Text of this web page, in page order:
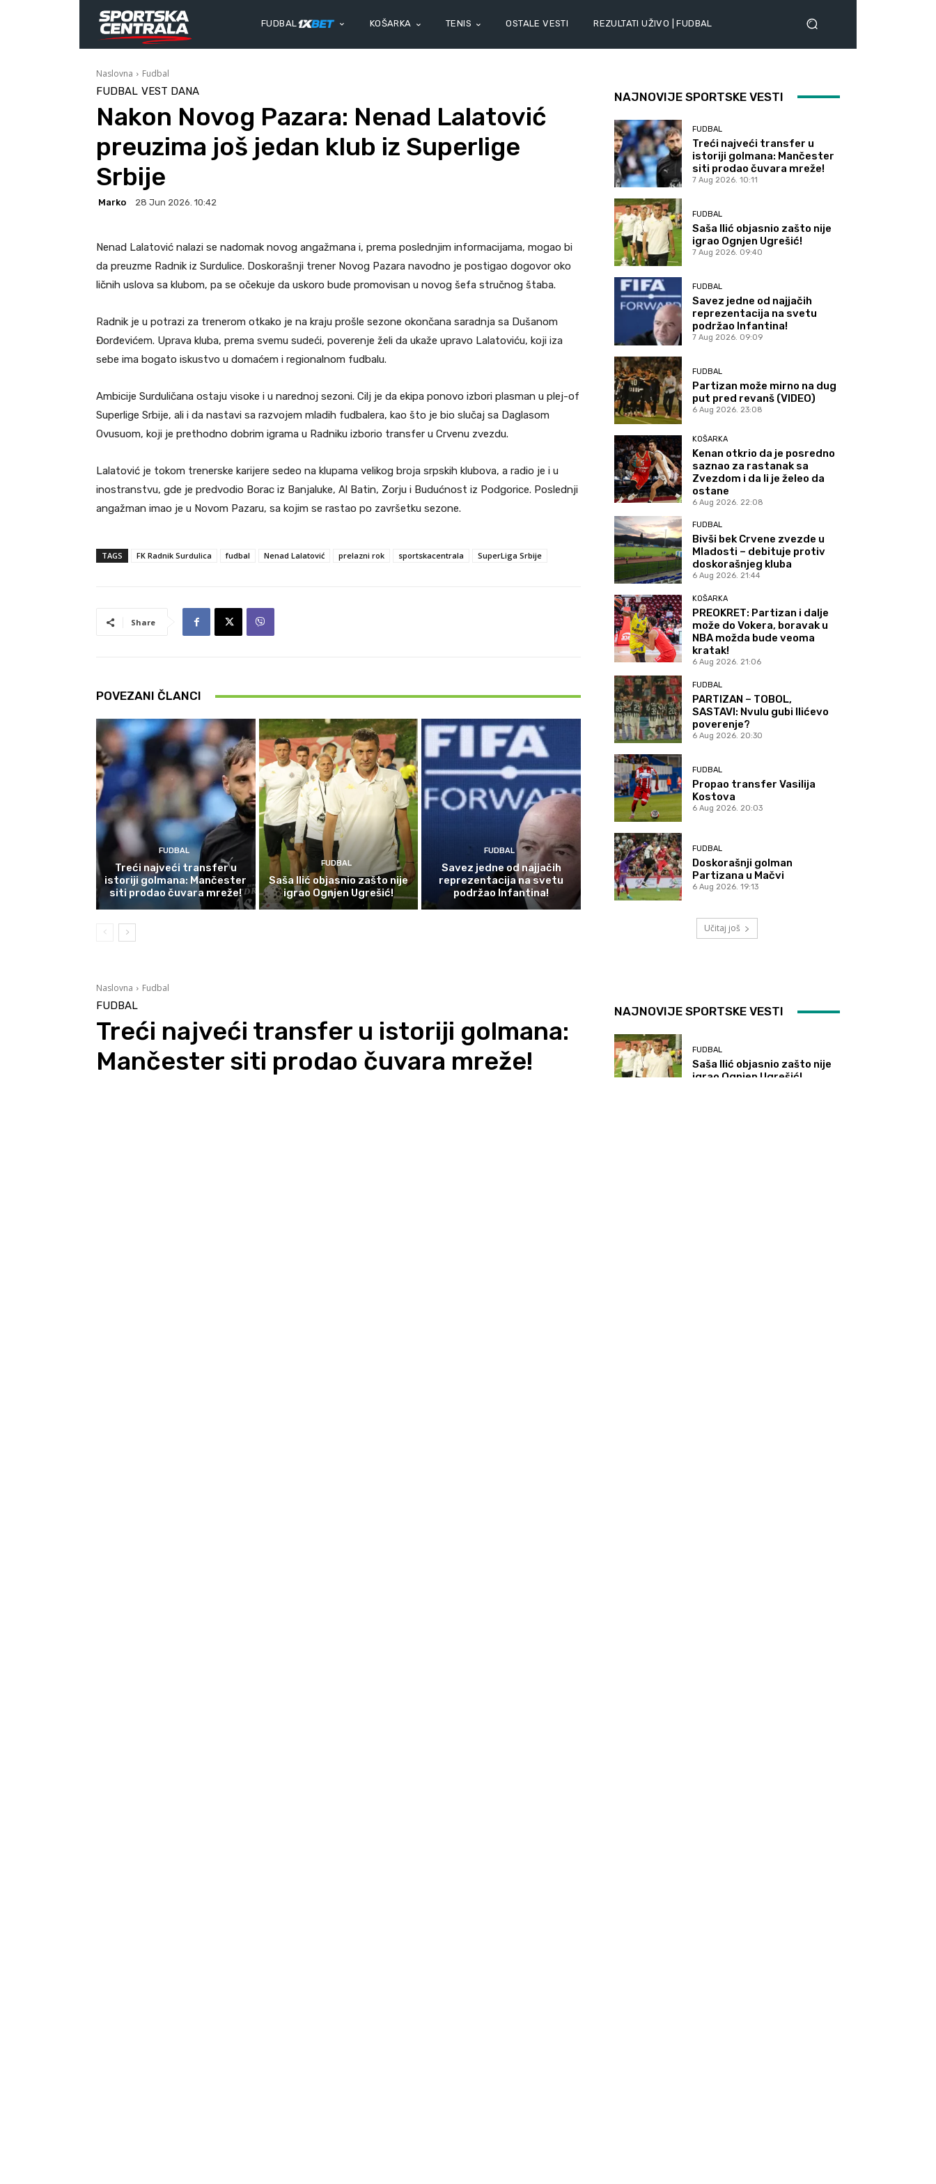
FUDBAL KOŠARKA TENIS OSTALE VESTI REZULTATI UŽIVO | FUDBAL
Naslovna Fudbal
FUDBAL VEST DANA
Nakon Novog Pazara: Nenad Lalatović
preuzima još jedan klub iz Superlige
Srbije
Marko 28 Jun 2026. 10:42
Nenad Lalatović nalazi se nadomak novog angažmana i, prema poslednjim informacijama, mogao bi
da preuzme Radnik iz Surdulice. Doskorašnji trener Novog Pazara navodno je postigao dogovor oko
ličnih uslova sa klubom, pa se očekuje da uskoro bude promovisan u novog šefa stručnog štaba.
Radnik je u potrazi za trenerom otkako je na kraju prošle sezone okončana saradnja sa Dušanom
Đorđevićem. Uprava kluba, prema svemu sudeći, poverenje želi da ukaže upravo Lalatoviću, koji iza
sebe ima bogato iskustvo u domaćem i regionalnom fudbalu.
Ambicije Surduličana ostaju visoke i u narednoj sezoni. Cilj je da ekipa ponovo izbori plasman u plej-of
Superlige Srbije, ali i da nastavi sa razvojem mladih fudbalera, kao što je bio slučaj sa Daglasom
Ovusuom, koji je prethodno dobrim igrama u Radniku izborio transfer u Crvenu zvezdu.
Lalatović je tokom trenerske karijere sedeo na klupama velikog broja srpskih klubova, a radio je i u
inostranstvu, gde je predvodio Borac iz Banjaluke, Al Batin, Zorju i Budućnost iz Podgorice. Poslednji
angažman imao je u Novom Pazaru, sa kojim se rastao po završetku sezone.
TAGS FK Radnik Surdulica fudbal Nenad Lalatović prelazni rok sportskacentrala SuperLiga Srbije
Share
POVEZANI ČLANCI
FUDBAL
Treći najveći transfer u
istoriji golmana: Mančester
siti prodao čuvara mreže!
FUDBAL
Saša Ilić objasnio zašto nije
igrao Ognjen Ugrešić!
FUDBAL
Savez jedne od najjačih
reprezentacija na svetu
podržao Infantina!
NAJNOVIJE SPORTSKE VESTI
FUDBAL
Treći najveći transfer u
istoriji golmana: Mančester
siti prodao čuvara mreže!
7 Aug 2026. 10:11
FUDBAL
Saša Ilić objasnio zašto nije
igrao Ognjen Ugrešić!
7 Aug 2026. 09:40
FUDBAL
Savez jedne od najjačih
reprezentacija na svetu
podržao Infantina!
7 Aug 2026. 09:09
FUDBAL
Partizan može mirno na dug
put pred revanš (VIDEO)
6 Aug 2026. 23:08
KOŠARKA
Kenan otkrio da je posredno
saznao za rastanak sa
Zvezdom i da li je želeo da
ostane
6 Aug 2026. 22:08
FUDBAL
Bivši bek Crvene zvezde u
Mladosti – debituje protiv
doskorašnjeg kluba
6 Aug 2026. 21:44
KOŠARKA
PREOKRET: Partizan i dalje
može do Vokera, boravak u
NBA možda bude veoma
kratak!
6 Aug 2026. 21:06
FUDBAL
PARTIZAN – TOBOL,
SASTAVI: Nvulu gubi Ilićevo
poverenje?
6 Aug 2026. 20:30
FUDBAL
Propao transfer Vasilija
Kostova
6 Aug 2026. 20:03
FUDBAL
Doskorašnji golman
Partizana u Mačvi
6 Aug 2026. 19:13
Učitaj još